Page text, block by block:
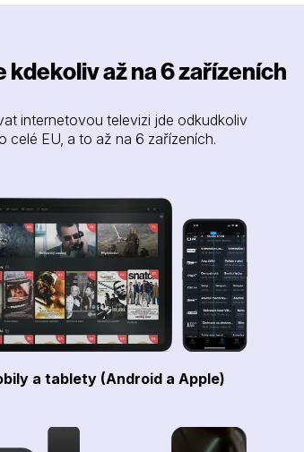
kdekoliv až na 6 zařízeních
internetovou televizi jde odkudkoliv
celé EU, a to až na 6 zařízeních.
a tablety (Android a Apple)